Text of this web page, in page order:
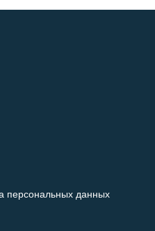
персональных данных